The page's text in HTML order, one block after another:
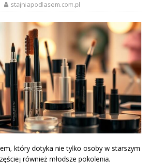
stajniapodlasem.com.pl
który dotyka nie tylko osoby w starszym
również młodsze pokolenia.